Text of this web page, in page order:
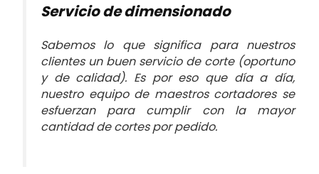
Servicio de dimensionado
Sabemos lo que significa para nuestros
clientes un buen servicio de corte (oportuno
y de calidad). Es por eso que día a día,
nuestro equipo de maestros cortadores se
esfuerzan para cumplir con la mayor
cantidad de cortes por pedido.